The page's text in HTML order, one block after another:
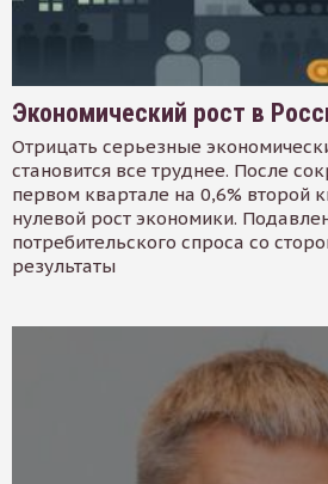
Экономический рост в
Отрицать серьезные
становится все труднее. После
первом квартале на 0,6% второй
нулевой рост экономики.
потребительского спроса со
результаты